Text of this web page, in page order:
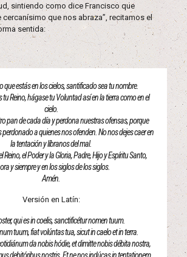
sintiendo como dice Francisco que
cercanísimo que nos abraza”, recitamos el
sentida:
que estás en los cielos, santificado sea tu nombre.
Reino, hágase tu Voluntad así en la tierra como en el
cielo.
pan de cada día y perdona nuestras ofensas, porque
a quienes nos ofenden. No nos dejes caer en
la tentación y líbranos del mal.
Reino, el Poder y la Gloria, Padre, Hijo y Espíritu Santo,
y siempre y en los siglos de los siglos.
Amén.
Versión en Latín:
qui es in coelis, sanctificétur nomen tuum.
tuum, fiat volúntas tua, sicut in caelo et in terra.
da nobis hódie, et dimitte nobis débita nostra,